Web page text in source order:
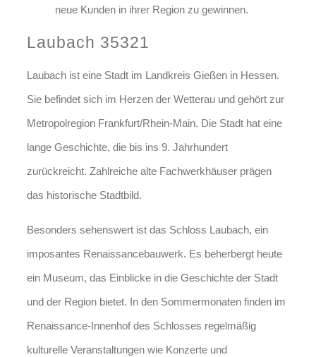
neue Kunden in ihrer Region zu gewinnen.
Laubach 35321
Laubach ist eine Stadt im Landkreis Gießen in Hessen.
Sie befindet sich im Herzen der Wetterau und gehört zur
Metropolregion Frankfurt/Rhein-Main. Die Stadt hat eine
lange Geschichte, die bis ins 9. Jahrhundert
zurückreicht. Zahlreiche alte Fachwerkhäuser prägen
das historische Stadtbild.
Besonders sehenswert ist das Schloss Laubach, ein
imposantes Renaissancebauwerk. Es beherbergt heute
ein Museum, das Einblicke in die Geschichte der Stadt
und der Region bietet. In den Sommermonaten finden im
Renaissance-Innenhof des Schlosses regelmäßig
kulturelle Veranstaltungen wie Konzerte und